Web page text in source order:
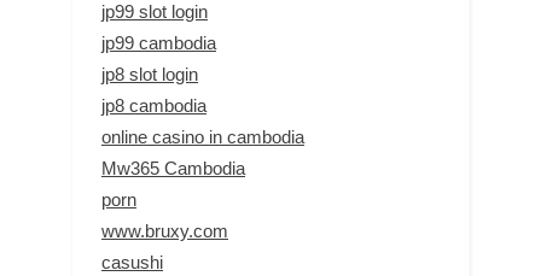
jp99 slot login
jp99 cambodia
jp8 slot login
jp8 cambodia
online casino in cambodia
Mw365 Cambodia
porn
www.bruxy.com
casushi